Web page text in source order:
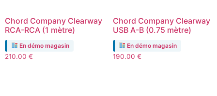
Chord Company Clearway
RCA-RCA (1 mètre)
En démo magasin
210.00 €
Chord Company Clearway
USB A-B (0.75 mètre)
En démo magasin
190.00 €